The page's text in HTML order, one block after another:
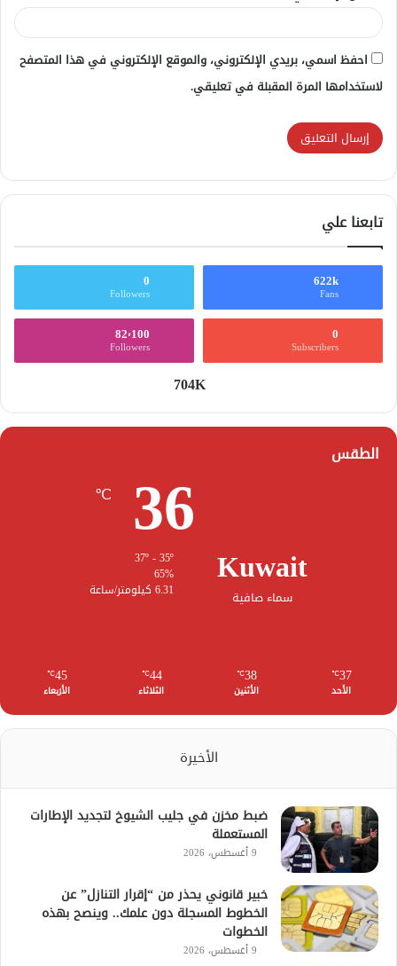
احفظ اسمي، بريدي الإلكتروني، والموقع الإلكتروني في هذا المتصفح
لاستخدامها المرة المقبلة في تعليقي.
تابعنا علي
622k
Fans
0
Followers
0
Subscribers
82٬100
Followers
704K
الطقس
Kuwait
سماء صافية
36
℃
65%
6.31 كيلومتر/ساعة
37
℃
الأحد
38
℃
الأثنين
44
℃
الثلاثاء
45
℃
الأربعاء
الأخيرة
ضبط مخزن في جليب الشيوخ لتجديد الإطارات
المستعملة
9 أغسطس، 2026
خبير قانوني يحذر من “إقرار التنازل” عن
الخطوط المسجلة دون علمك.. وينصح بهذه
الخطوات
9 أغسطس، 2026